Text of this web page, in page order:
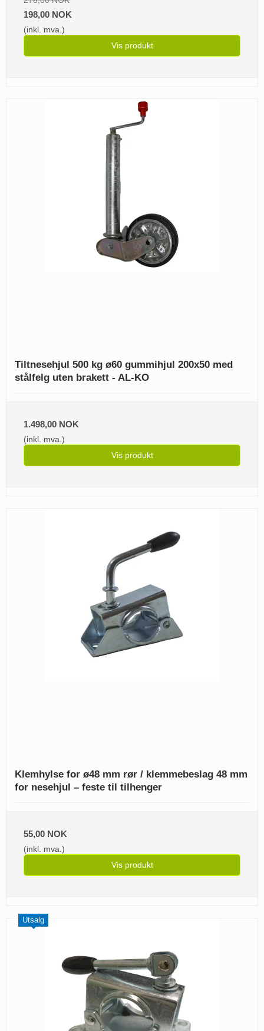
198,00 NOK
(inkl. mva.)
Vis produkt
Tiltnesehjul 500 kg ø60 gummihjul 200x50 med
stålfelg uten brakett - AL-KO
1.498,00 NOK
(inkl. mva.)
Vis produkt
Klemhylse for ø48 mm rør / klemmebeslag 48 mm
for nesehjul – feste til tilhenger
55,00 NOK
(inkl. mva.)
Vis produkt
Utsalg